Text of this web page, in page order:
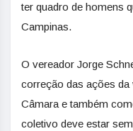
ter quadro de homens
Campinas.
O vereador Jorge
correção das ações da
Câmara e também
coletivo deve estar